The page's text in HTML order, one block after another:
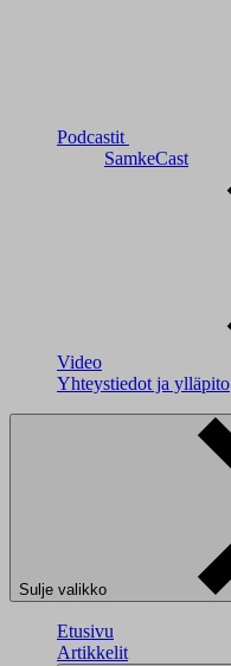
Podcastit
SamkeCast
Video
Yhteystiedot ja ylläpito
Sulje valikko
Etusivu
Artikkelit